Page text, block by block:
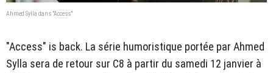
Ahmed Sylla dans "Access"
"Access" is back. La série humoristique portée par Ahmed
Sylla sera de retour sur C8 à partir du samedi 12 janvier à